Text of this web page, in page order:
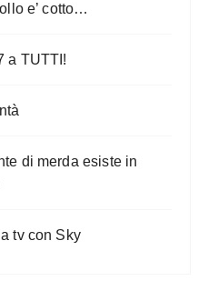
e’ cotto…
a TUTTI!
di merda esiste in
tv con Sky